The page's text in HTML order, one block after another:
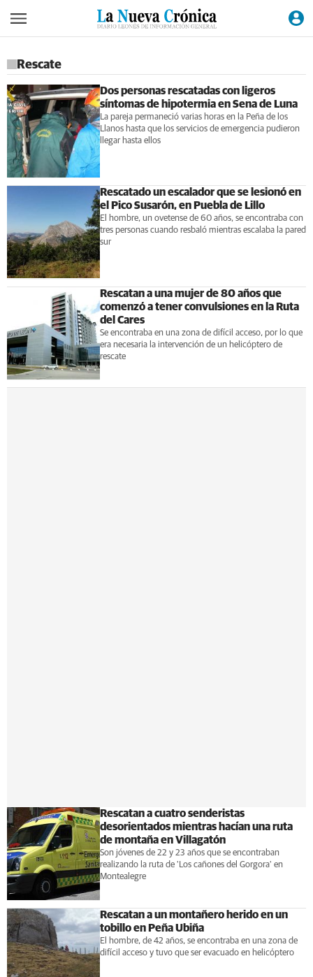
Rescate
Dos personas rescatadas con ligeros
síntomas de hipotermia en Sena de Luna
La pareja permaneció varias horas en la Peña de los
Llanos hasta que los servicios de emergencia pudieron
llegar hasta ellos
Rescatado un escalador que se lesionó en
el Pico Susarón, en Puebla de Lillo
El hombre, un ovetense de 60 años, se encontraba con
tres personas cuando resbaló mientras escalaba la pared
sur
Rescatan a una mujer de 80 años que
comenzó a tener convulsiones en la Ruta
del Cares
Se encontraba en una zona de difícil acceso, por lo que
era necesaria la intervención de un helicóptero de
rescate
Rescatan a cuatro senderistas
desorientados mientras hacían una ruta
de montaña en Villagatón
Son jóvenes de 22 y 23 años que se encontraban
realizando la ruta de 'Los cañones del Gorgora' en
Montealegre
Rescatan a un montañero herido en un
tobillo en Peña Ubiña
El hombre, de 42 años, se encontraba en una zona de
difícil acceso y tuvo que ser evacuado en helicóptero